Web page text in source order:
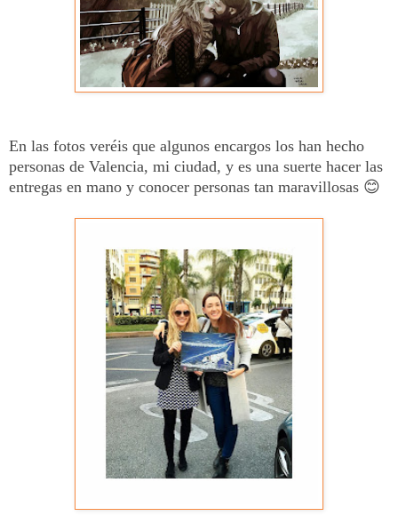
En las fotos veréis que algunos encargos los han hecho
personas de Valencia, mi ciudad, y es una suerte hacer las
entregas en mano y conocer personas tan maravillosas 😊